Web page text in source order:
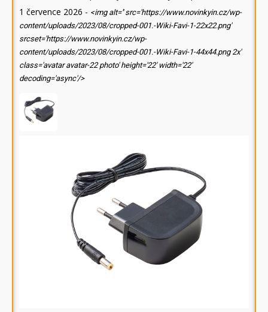
1 července 2026 - <img alt='' src='https://www.novinkyin.cz/wp-
content/uploads/2023/08/cropped-001.-Wiki-Favi-1-22x22.png'
srcset='https://www.novinkyin.cz/wp-
content/uploads/2023/08/cropped-001.-Wiki-Favi-1-44x44.png 2x'
class='avatar avatar-22 photo' height='22' width='22'
decoding='async'/>